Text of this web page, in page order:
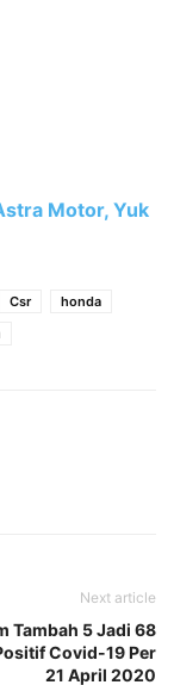
Motor, Yuk
Csr
honda
Next article
Tambah 5 Jadi 68
Covid-19 Per
21 April 2020